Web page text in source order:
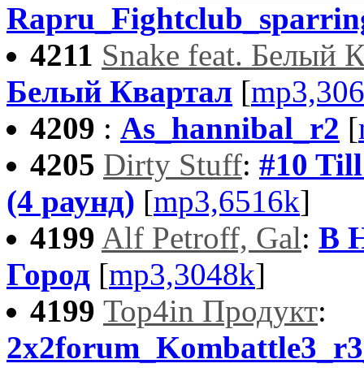
4211 Snake feat. Белый
Белый Квартал [
4209 : As_hannibal_r2 [
4205 Dirty Stuff: #10
(4 раунд) [mp3,6516k]
4199 Alf Petroff, Gal: В
Город [mp3,3048k]
4199 Тор4in Продукт: